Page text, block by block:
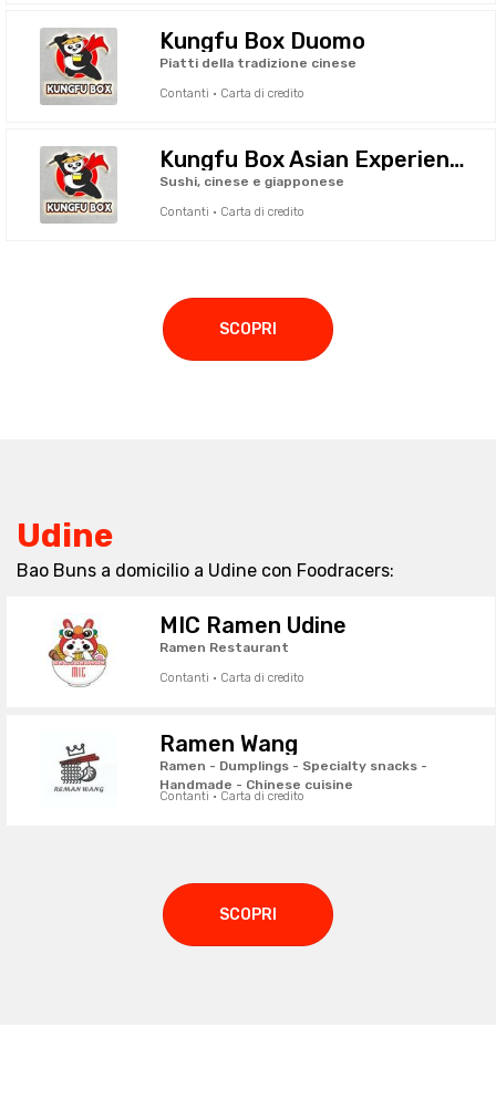
Kungfu Box Duomo
Piatti della tradizione cinese
Contanti · Carta di credito
Kungfu Box Asian Experience
Sushi, cinese e giapponese
Contanti · Carta di credito
SCOPRI
Udine
Bao Buns a domicilio a Udine con Foodracers:
MIC Ramen Udine
Ramen Restaurant
Contanti · Carta di credito
Ramen Wang
Ramen - Dumplings - Specialty snacks -
Handmade - Chinese cuisine
Contanti · Carta di credito
SCOPRI